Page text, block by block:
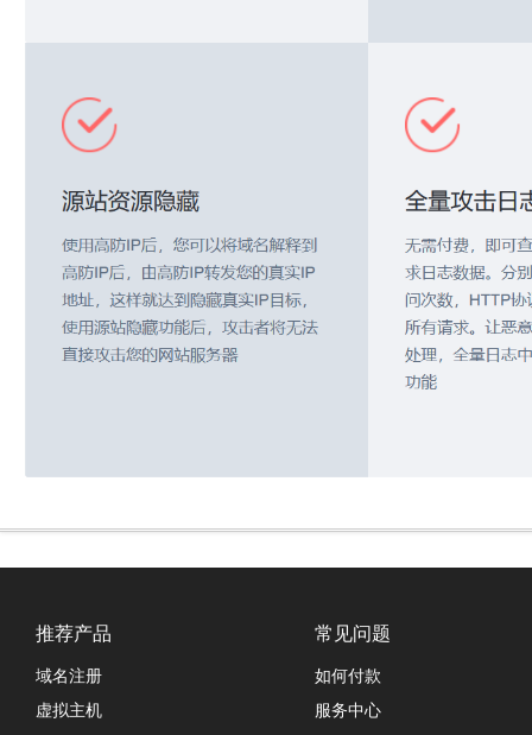
推荐产品
域名注册
虚拟主机
常见问题
如何付款
服务中心